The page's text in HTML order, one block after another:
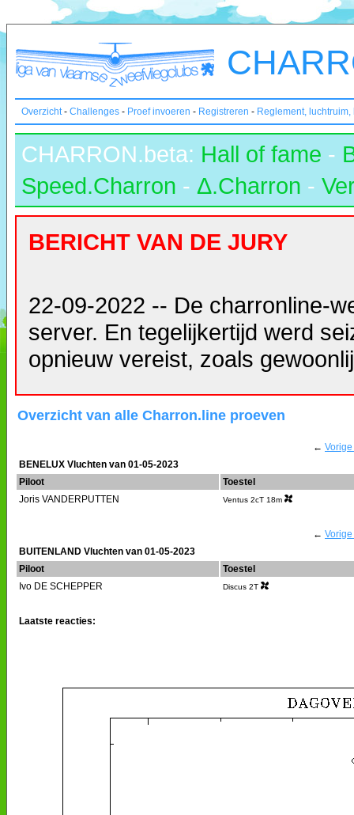
Overzicht- Challenges - Proef invoeren - Registreren - Reglement,
CHARRON.beta: Hall of fame -
Speed.Charron - Δ.Charron -
BERICHT VAN DE JURY
22-09-2022 -- De charronline-
server. En tegelijkertijd werd
opnieuw vereist, zoals
Overzicht van alle Charron.line proeven
←
BENELUX Vluchten van 01-05-2023
Piloot
Toestel
Joris VANDERPUTTEN
Ventus 2cT 18m
←
BUITENLAND Vluchten van 01-05-2023
Piloot
Toestel
Ivo DE SCHEPPER
Discus 2T
Laatste reacties: